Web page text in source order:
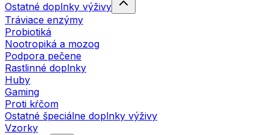
Ostatné doplnky výživy
Tráviace enzýmy
Probiotiká
Nootropiká a mozog
Podpora pečene
Rastlinné doplnky
Huby
Gaming
Proti kŕčom
Ostatné špeciálne doplnky výživy
Vzorky